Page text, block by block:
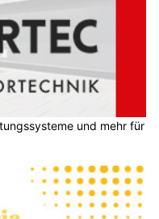
und mehr für